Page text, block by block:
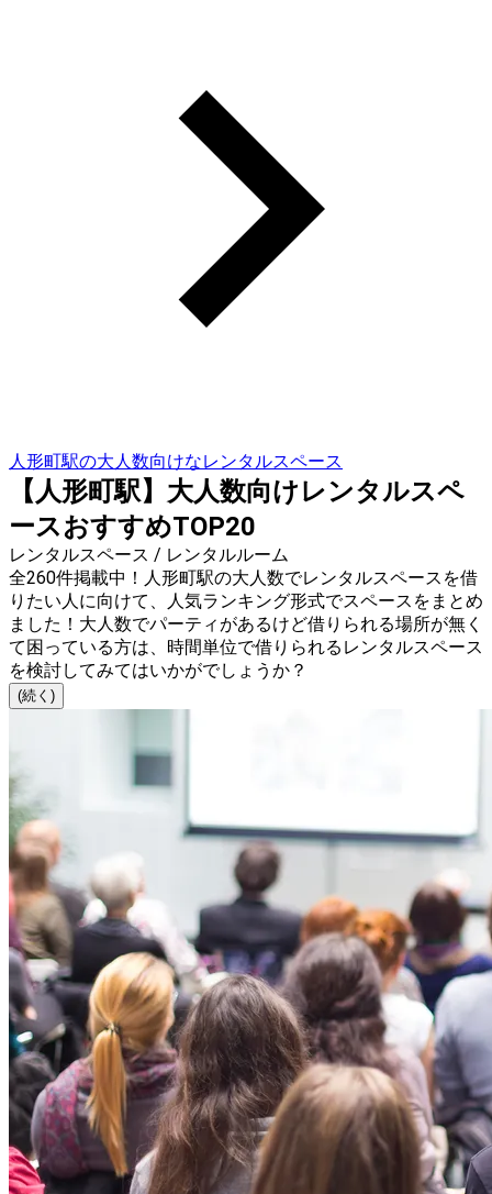
人形町駅の大人数向けなレンタルスペース
【人形町駅】大人数向けレンタルスペ
ースおすすめTOP20
レンタルスペース / レンタルルーム
全260件掲載中！人形町駅の大人数でレンタルスペースを借
りたい人に向けて、人気ランキング形式でスペースをまとめ
ました！大人数でパーティがあるけど借りられる場所が無く
て困っている方は、時間単位で借りられるレンタルスペース
を検討してみてはいかがでしょうか？
(続く)